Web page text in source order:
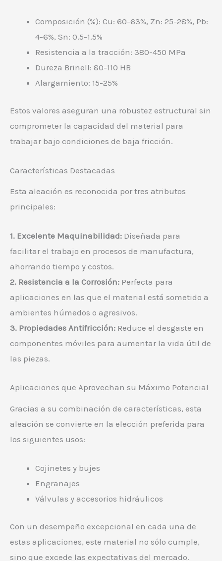
Composición (%): Cu: 60-63%, Zn: 25-28%, Pb:
4-6%, Sn: 0.5-1.5%
Resistencia a la tracción: 380-450 MPa
Dureza Brinell: 80-110 HB
Alargamiento: 15-25%
Estos valores aseguran una robustez estructural sin
comprometer la capacidad del material para
trabajar bajo condiciones de baja fricción.
Características Destacadas
Esta aleación es reconocida por tres atributos
principales:
1. Excelente Maquinabilidad: Diseñada para
facilitar el trabajo en procesos de manufactura,
ahorrando tiempo y costos.
2. Resistencia a la Corrosión: Perfecta para
aplicaciones en las que el material está sometido a
ambientes húmedos o agresivos.
3. Propiedades Antifricción: Reduce el desgaste en
componentes móviles para aumentar la vida útil de
las piezas.
Aplicaciones que Aprovechan su Máximo Potencial
Gracias a su combinación de características, esta
aleación se convierte en la elección preferida para
los siguientes usos:
Cojinetes y bujes
Engranajes
Válvulas y accesorios hidráulicos
Con un desempeño excepcional en cada una de
estas aplicaciones, este material no sólo cumple,
sino que excede las expectativas del mercado.